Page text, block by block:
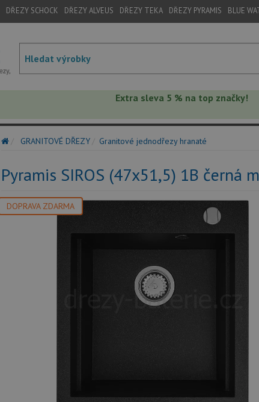
DŘEZY SCHOCK DŘEZY ALVEUS DŘEZY TEKA DŘEZY PYRAMIS BLUE
Extra sleva 5 % na top značky!
GRANITOVÉ DŘEZY Granitové jednodřezy hranaté
Pyramis SIROS (47x51,5) 1B černá
DOPRAVA ZDARMA